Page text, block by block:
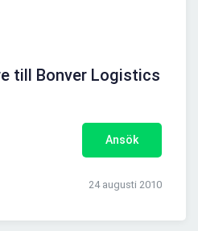
till Bonver Logistics
Ansök
24 augusti 2010